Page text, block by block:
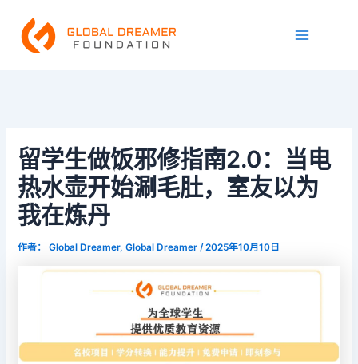
Menu
留学生做饭邪修指南2.0：当电
热水壶开始涮毛肚，室友以为
我在炼丹
作者： Global Dreamer, Global Dreamer/2025年10月10日